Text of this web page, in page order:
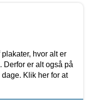
hvor alt er
Derfor er alt også på
Klik her for at